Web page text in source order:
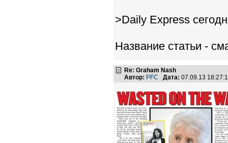
>Daily Express
Название статьи -
Re: Graham Nash
Автор: PFC Дата: 07.09.13